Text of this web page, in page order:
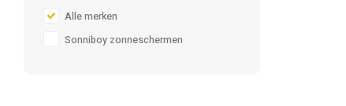
Alle merken
Sonniboy zonneschermen